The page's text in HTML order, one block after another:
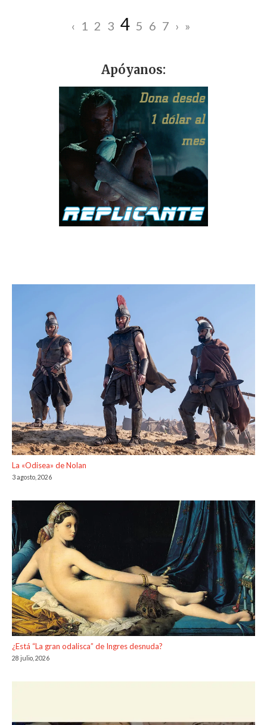
‹ 1 2 3 4 5 6 7 › »
Apóyanos:
La «Odisea» de Nolan
3 agosto, 2026
¿Está “La gran odalisca” de Ingres desnuda?
28 julio, 2026